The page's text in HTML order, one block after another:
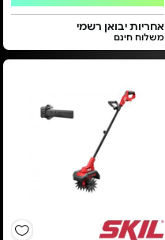
אחריות יבואן רשמי
משלוח חינם